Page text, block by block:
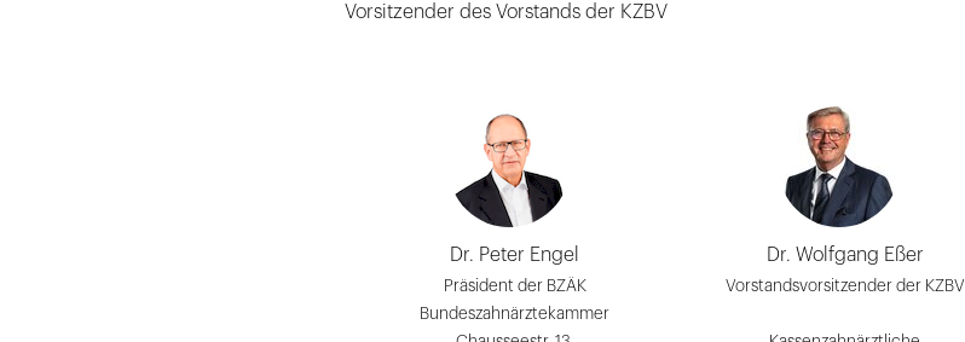
Vorsitzender des Vorstands der KZBV
Dr. Peter Engel
Präsident der BZÄK
Bundeszahnärztekammer
Dr. Wolfgang Eßer
Vorstandsvorsitzender der KZBV